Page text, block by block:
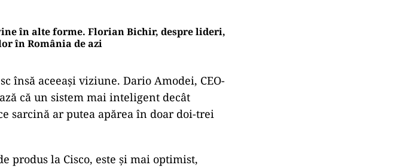
în alte forme. Florian Bichir, despre lideri,
în România de azi
aceeași viziune. Dario Amodei, CEO-
că un sistem mai inteligent decât
sarcină ar putea apărea în doar doi-trei
produs la Cisco, este și mai optimist,